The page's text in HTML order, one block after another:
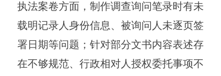
执法案卷方面，制作调查询问笔录时有未
载明记录人身份信息、被询问人未逐页签
署日期等问题；针对部分文书内容表述存
在不够规范、行政相对人授权委托事项不